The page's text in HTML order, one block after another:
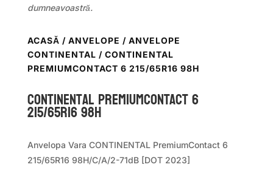
dumneavoastră.
ACASĂ / ANVELOPE / ANVELOPE
CONTINENTAL / CONTINENTAL
PREMIUMCONTACT 6 215/65R16 98H
Continental PREMIUMCONTACT 6
215/65R16 98H
Anvelopa Vara CONTINENTAL PremiumContact 6
215/65R16 98H/C/A/2-71dB [DOT 2023]